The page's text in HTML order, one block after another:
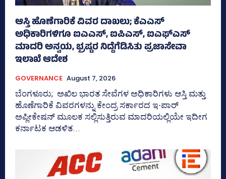
ಆಸ್ತಿ ಹೊಣೆಗಾರಿಕೆ ವಿವರ ದಾಖಲು; ಕೆಎಎಸ್
ಅಧಿಕಾರಿಗಳಿಗೂ ಐಎಎಸ್‌, ಐಪಿಎಸ್‌, ಐಎಫ್‌ಎಸ್‌
ಮಾದರಿ ಅನ್ವಯ, ಭ್ರಷ್ಟರ ನಿದ್ದೆಗೆಡಿಸಿತು ಪ್ರಜಾಸೇವಾ
ಇಲಾಖೆ ಆದೇಶ
GOVERNANCE August 7, 2026
ಬೆಂಗಳೂರು; ಅಖಿಲ ಭಾರತ ಸೇವೆಗಳ ಅಧಿಕಾರಿಗಳು ಆಸ್ತಿ ಮತ್ತು
ಹೊಣೆಗಾರಿಕೆ ವಿವರಗಳನ್ನು ಕೇಂದ್ರ ಸರ್ಕಾರದ ಇ-ಪಾರ್
ಅಪ್ಲೀಕೇಷನ್‌ ಮೂಲಕ ಸಲ್ಲಿಸುತ್ತಿರುವ ಮಾದರಿಯಲ್ಲಿಯೇ ಇದೀಗ
ಕರ್ನಾಟಕ ಆಡಳಿತ...